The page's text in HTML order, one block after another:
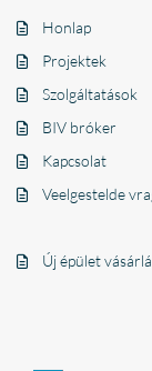
Honlap
Projektek
Szolgáltatások
BIV bróker
Kapcsolat
Veelgestelde
Új épület